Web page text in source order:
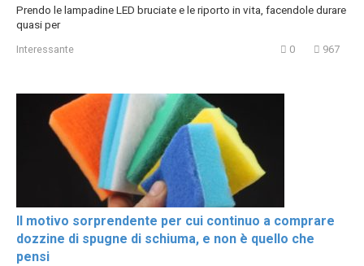
Prendo le lampadine LED bruciate e le riporto in vita, facendole durare
quasi per
Interessante 0 967
Il motivo sorprendente per cui continuo a comprare
dozzine di spugne di schiuma, e non è quello che
pensi